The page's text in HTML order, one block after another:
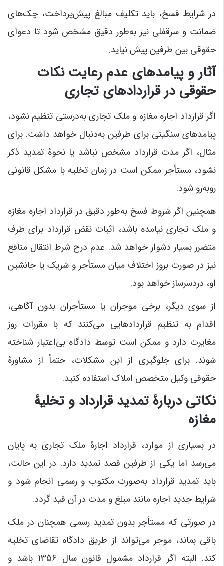
در شرایط فسخ، باید تکلیف مبالغ پیش‌پرداخت، چک‌های
ضمانت و سرقفلی نیز به‌طور دقیق مشخص شود تا دعوای
حقوقی بین طرفین پیش نیاید.
آثار و پیامدهای عدم رعایت نکات
حقوقی در قراردادهای تجاری
اگر قرارداد اجاره مغازه و ملک تجاری به‌درستی تنظیم نشود،
پیامدهای سنگینی برای طرفین به‌دنبال خواهد داشت. برای
مثال، اگر مدت قرارداد مشخص نباشد یا نحوۀ تمدید ذکر
نشود، مستأجر ممکن است در زمان تخلیه با مشکل قانونی
روبه‌رو شود.
همچنین اگر شروط فسخ به‌طور دقیق در قرارداد اجاره مغازه
و ملک تجاری نیامده باشد، اثبات نقض قرارداد برای طرف
متضرر بسیار دشوار خواهد شد. عدم درج شرط انتقال منافع
نیز در صورت بروز اختلاف میان مستأجر و شریک یا جانشین
او، دردسرساز خواهد بود.
از سوی دیگر، برخی موجران یا مستأجران بدون آگاهی،
اقدام به تنظیم قراردادهایی می‌کنند که با مقررات روز
مغایرت دارد و ممکن است توسط دادگاه بی‌اعتبار شناخته
شوند. برای جلوگیری از این مشکلات، حتماً از مشاورۀ
حقوقی وکیل متخصص املاک استفاده کنید.
نکاتی دربارۀ تمدید قرارداد و تخلیۀ
مغازه
در بسیاری از موارد، قرارداد اجارۀ ملک تجاری به پایان
می‌رسد اما یکی از طرفین قصد تمدید دارد. در این حالت،
باید تمدید قرارداد به‌صورت مکتوب و رسمی انجام شود و
شرایط جدید اجاره مانند مبلغ و مدت در آن قید گردد.
در صورتی که مستأجر بدون تمدید رسمی همچنان در ملک
باقی بماند، موجر می‌تواند از طریق دادگاه تقاضای تخلیه
کند. البته اگر قرارداد مشمول قانون سال 1356 باشد و